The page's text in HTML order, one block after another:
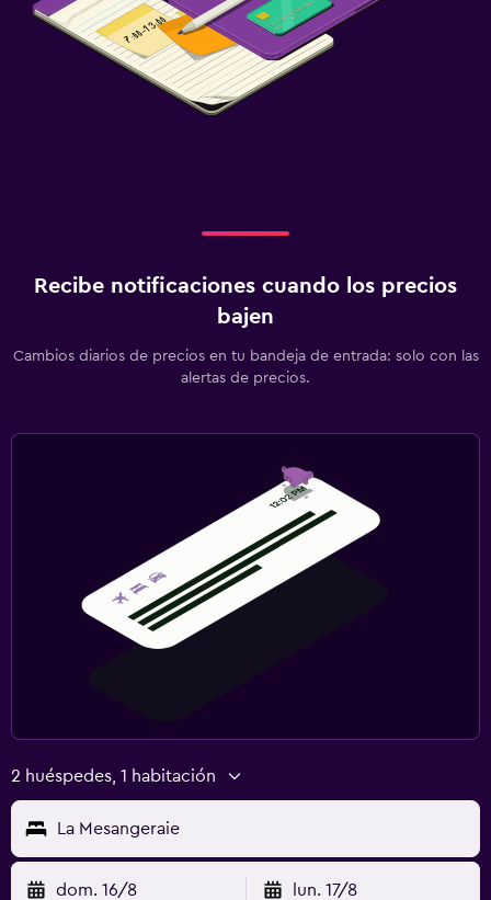
Recibe notificaciones cuando los precios
bajen
Cambios diarios de precios en tu bandeja de entrada: solo con las
alertas de precios.
2 huéspedes, 1 habitación
La Mesangeraie
dom. 16/8 lun. 17/8